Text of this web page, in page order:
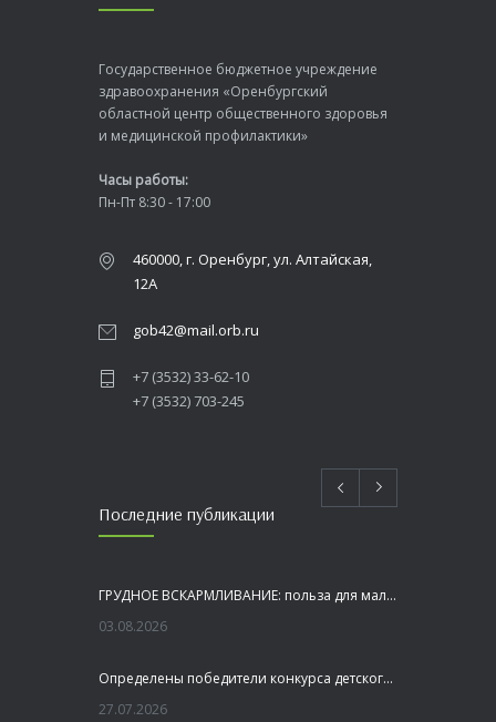
Государственное бюджетное учреждение
здравоохранения «Оренбургский
областной центр общественного здоровья
и медицинской профилактики»
Часы работы:
Пн-Пт 8:30 - 17:00
460000, г. Оренбург, ул. Алтайская,
12А
gob42@mail.orb.ru
+7 (3532) 33-62-10
+7 (3532) 703-245
Последние публикации
ГРУДНОЕ ВСКАРМЛИВАНИЕ: польза для малыша и мамы
03.08.2026
Определены победители конкурса детского рисунка «Я шагаю по Оренбуржью»
27.07.2026